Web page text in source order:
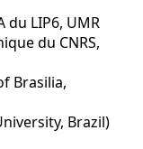
du LIP6, UMR
du CNRS,
Brasilia,
Brazil)